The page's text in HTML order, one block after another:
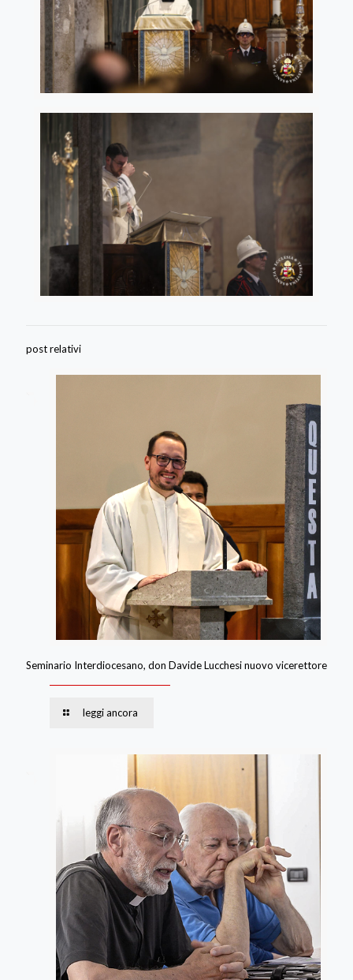
post relativi
Seminario Interdiocesano, don Davide Lucchesi nuovo vicerettore
leggi ancora